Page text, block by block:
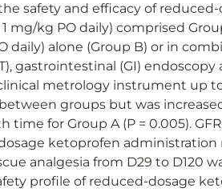
safety and efficacy of
mg/kg PO daily) comprised
daily) alone (Group B) or in
gastrointestinal (GI)
metrology instrument up
groups but was
time for Group A (P = 0.005).
ketoprofen
analgesia from D29 to D120
profile of reduced-dosage